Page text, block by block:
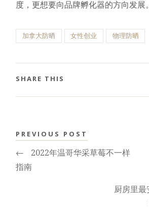
度，更想要向品牌孵化器的方向发展
加拿大防晒 女性创业 物理防晒
SHARE THIS
PREVIOUS POST
←
2022年温哥华采草莓不一样
指南
厨房里最